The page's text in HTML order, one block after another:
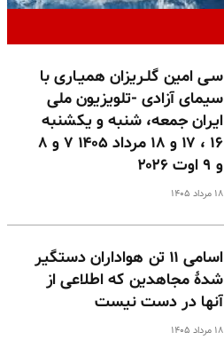
سـی امین گلـریزان همیـاری با
سیمای آزادی -تلویزیون ملی
ایران جمعه، شنبه و یکشنبه
۱۶ ، ۱۷ و ۱۸ مرداد ۱۴۰۵ ۷ و ۸
و ۹ اوت ۲۰۲۶
۱۸ مرداد ۱۴۰۵
اسامی ۱۱ تن هواداران دستگیر
شدهٔ مجاهدین که اطلاعی از
آنها در دست نیست
۱۸ مرداد ۱۴۰۵